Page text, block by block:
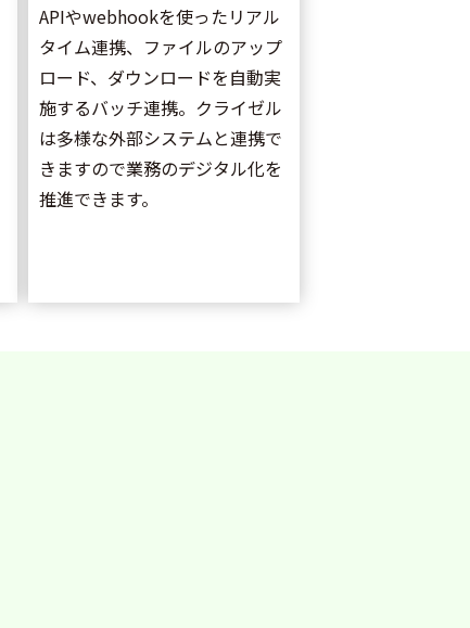
APIやwebhookを使ったリアル
タイム連携、ファイルのアップ
ロード、ダウンロードを自動実
施するバッチ連携。クライゼル
は多様な外部システムと連携で
きますので業務のデジタル化を
推進できます。